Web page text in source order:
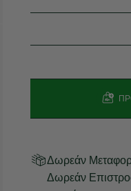
Δωρεάν
Δωρεάν